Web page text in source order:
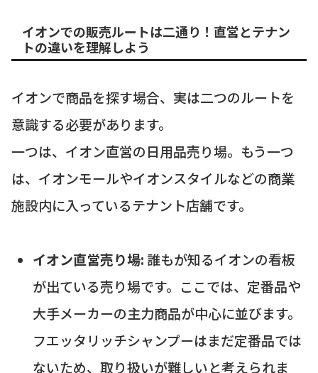
イオンでの販売ルートは二通り！直営とテナン
トの違いを理解しよう
イオンで商品を探す場合、実は二つのルートを
意識する必要があります。
一つは、イオン直営の日用品売り場。もう一つ
は、イオンモールやイオンスタイルなどの商業
施設内に入っているテナント店舗です。
イオン直営売り場:誰もが知るイオンの看板
が出ている売り場です。ここでは、定番品や
大手メーカーの主力商品が中心に並びます。
フエッタリッチシャンプーはまだ定番品では
ないため、取り扱いが難しいと考えられま